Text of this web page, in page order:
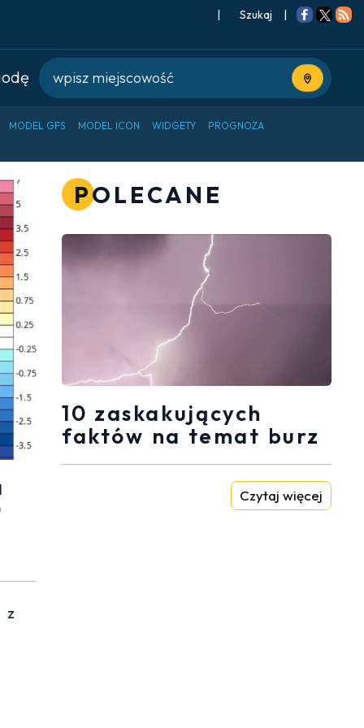
| |
Użyj
MODEL GFS MODEL ICON WIDGETY PROGNOZA
z
POLECANE
10 zaskakujących
faktów na temat burz
Czytaj więcej